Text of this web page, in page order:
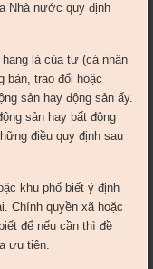
Nhà nước quy định
là của tư (cá nhân
bán, trao đổi hoặc
sản hay động sản ấy.
sản hay bất động
điều quy định sau
khu phố biết ý định
Chính quyền xã hoặc
để nếu cần thì đề
ưu tiên.